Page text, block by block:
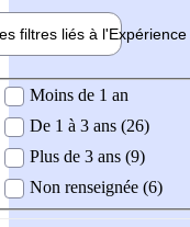
filtres liés à l'Expérience
demandée
Moins de 1 an
De 1 à 3 ans (26)
Plus de 3 ans (9)
Non renseignée (6)